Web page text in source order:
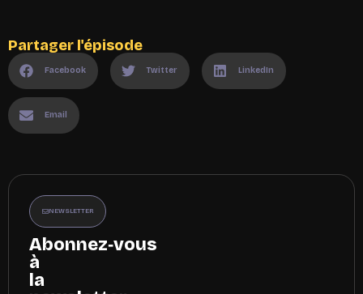
Partager l'épisode
Facebook Twitter LinkedIn
Email
NEWSLETTER
Abonnez‑vous
à
la